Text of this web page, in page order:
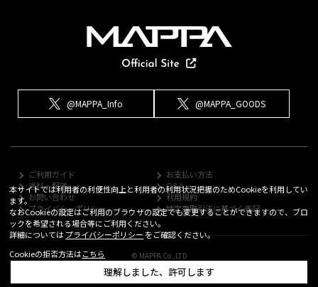
@MAPPA_Info @MAPPA_GOODS
ご利用ガイド
お支払い方法
送料・配送
Q&A
お問い合わせ
利用規約
プライバシーポリシー
特定商取引法に基づく表記
© MAPPA Co.,LTD
本サイトでは利用者の利便性向上と利用者の利用状況把握のためCookieを利用してい
ます。
なおCookieの設定はご利用のブラウザの設定でも変更することができますので、ブロ
ックを希望される場合等にご利用ください。
詳細についてはプライバシーポリシーをご確認ください。
Cookieの拒否方法はこちら
理解しました、許可します